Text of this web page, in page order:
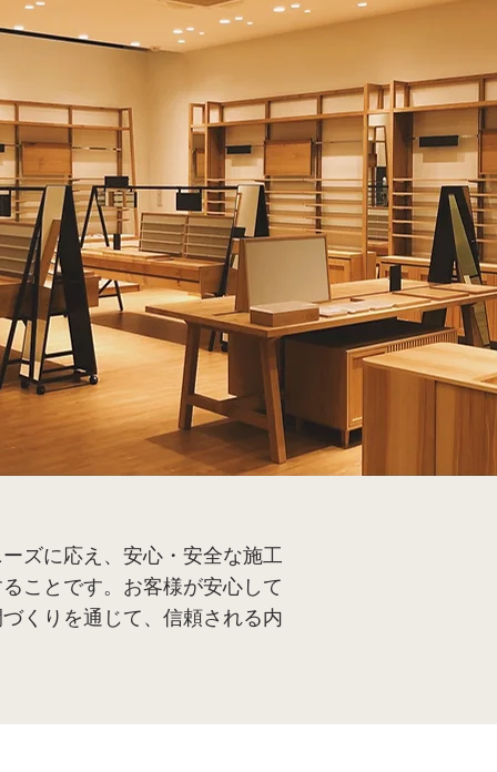
ズに応え、安心・安全な施工
ことです。お客様が安心して
くりを通じて、信頼される内